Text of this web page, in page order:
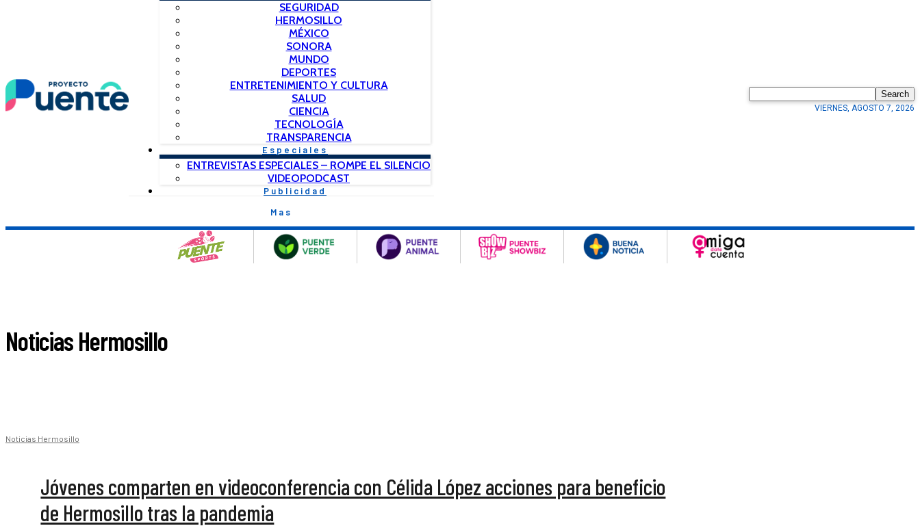
SEGURIDAD
HERMOSILLO
MÉXICO
SONORA
MUNDO
DEPORTES
ENTRETENIMIENTO Y CULTURA
SALUD
CIENCIA
TECNOLOGÍA
TRANSPARENCIA
Especiales
ENTREVISTAS ESPECIALES – ROMPE EL SILENCIO
VIDEOPODCAST
Publicidad
Mas
Search
VIERNES, AGOSTO 7, 2026
Noticias Hermosillo
Noticias Hermosillo
Jóvenes comparten en videoconferencia con Célida López acciones para beneficio
de Hermosillo tras la pandemia